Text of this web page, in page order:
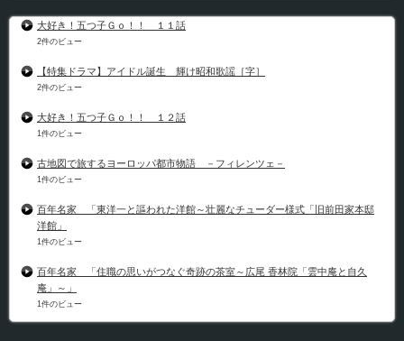
大好き！五つ子Ｇｏ！！ １１話
2件のビュー
【特集ドラマ】アイドル誕生 輝け昭和歌謡［字］
2件のビュー
大好き！五つ子Ｇｏ！！ １２話
1件のビュー
古地図で旅するヨーロッパ都市物語 －フィレンツェ－
1件のビュー
百年名家 「東洋一と謳われた洋館～壮麗なチューダー様式「旧前田家本邸
洋館」
1件のビュー
百年名家 「住職の思いがつなぐ奇跡の茶室～広尾 香林院「雲中庵と自久
庵」～」
1件のビュー